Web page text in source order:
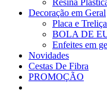
Resina
Decoração em Geral
Placa e Treliça
BOLA DE
Enfeites em
Novidades
Cestas De Fibra
PROMOÇÃO